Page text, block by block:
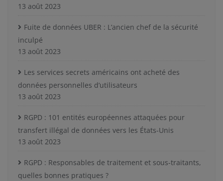
13 août 2023
Fuite de données UBER : L’ancien chef de la sécurité
inculpé
13 août 2023
Les services secrets américains ont acheté des
données personnelles d’utilisateurs
13 août 2023
RGPD : 101 entités européennes attaquées pour
transfert illégal de données vers les États-Unis
13 août 2023
RGPD : Responsables de traitement et sous-traitants,
quelles bonnes pratiques ?